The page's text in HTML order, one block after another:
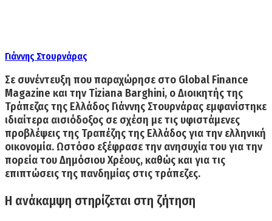
Γιάννης Στουρνάρας
Σε συνέντευξη που παραχώρησε στο Global Finance
Magazine και την Tiziana Barghini, ο Διοικητής της
Τράπεζας της Ελλάδος Γιάννης Στουρνάρας εμφανίστηκε
ιδιαίτερα αισιόδοξος σε σχέση με τις υφιστάμενες
προβλέψεις της Τραπέζης της Ελλάδος για την ελληνική
οικονομία. Ωστόσο εξέφρασε την ανησυχία του για την
πορεία του Δημόσιου Χρέους, καθώς και για τις
επιπτώσεις της πανδημίας στις τράπεζες.
Η ανάκαμψη στηρίζεται στη ζήτηση